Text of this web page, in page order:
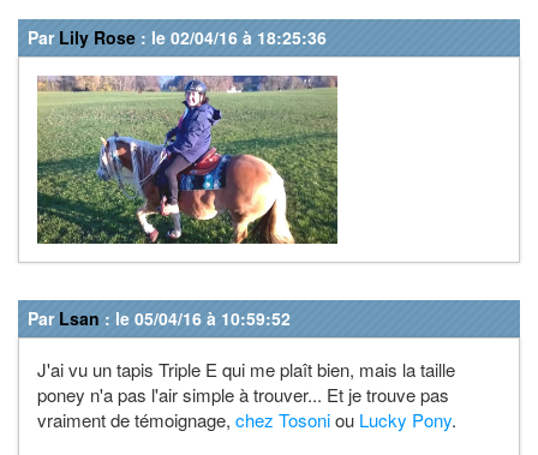
Par Lily Rose : le 02/04/16 à 18:25:36
Par Lsan : le 05/04/16 à 10:59:52
J'ai vu un tapis Triple E qui me plaît bien, mais la taille
poney n'a pas l'air simple à trouver... Et je trouve pas
vraiment de témoignage, chez Tosoniou Lucky Pony.